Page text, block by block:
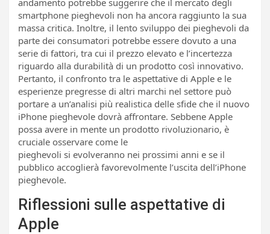
andamento potrebbe suggerire che il mercato degli
smartphone pieghevoli non ha ancora raggiunto la sua
massa critica. Inoltre, il lento sviluppo dei pieghevoli da
parte dei consumatori potrebbe essere dovuto a una
serie di fattori, tra cui il prezzo elevato e l’incertezza
riguardo alla durabilità di un prodotto così innovativo.
Pertanto, il confronto tra le aspettative di Apple e le
esperienze pregresse di altri marchi nel settore può
portare a un’analisi più realistica delle sfide che il nuovo
iPhone pieghevole dovrà affrontare. Sebbene Apple
possa avere in mente un prodotto rivoluzionario, è
cruciale osservare come le
pieghevoli si evolveranno nei prossimi anni e se il
pubblico accoglierà favorevolmente l’uscita dell’iPhone
pieghevole.
Riflessioni sulle aspettative di
Apple